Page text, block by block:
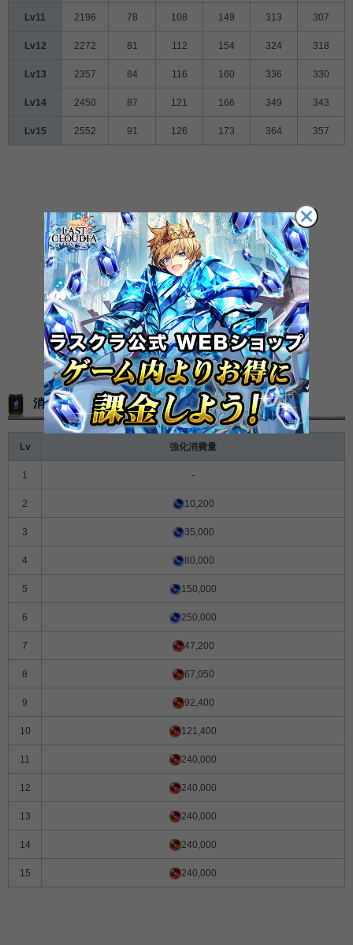
Lv11 2196 78 108 149 313 307
Lv12 2272 81 112 154 324 318
Lv13 2357 84 116 160 336 330
Lv14 2450 87 121 166 349 343
Lv15 2552 91 126 173 364 357
消費ソウル
Lv 強化消費量
1 -
2 10,200
3 35,000
4 80,000
5 150,000
6 250,000
7 47,200
8 67,050
9 92,400
10 121,400
11 240,000
12 240,000
13 240,000
14 240,000
15 240,000